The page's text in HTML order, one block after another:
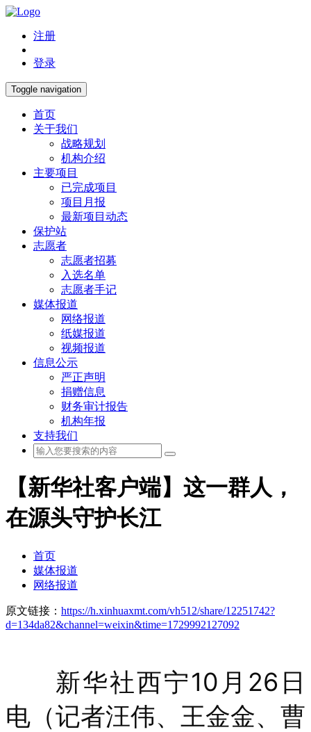
注册
登录
Toggle navigation
首页
关于我们
战略规划
机构介绍
主要项目
已完成项目
项目月报
最新项目动态
保护站
志愿者
志愿者招募
入选名单
志愿者手记
媒体报道
网络报道
纸媒报道
视频报道
信息公示
严正声明
捐赠信息
财务审计报告
机构年报
支持我们
【新华社客户端】这一群人，
在源头守护长江
首页
媒体报道
网络报道
原文链接： https://h.xinhuaxmt.com/vh512/share/12251742?
d=134da82&channel=weixin&time=1729992127092
新华社西宁10月26日
电（记者汪伟、王金金、曹